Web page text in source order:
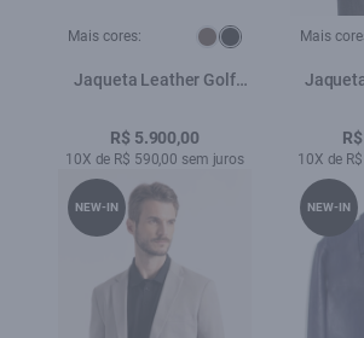
Mais cores:
Jaqueta Leather Golf
R$ 5.900,00
10X de R$ 590,00 sem juros
Mais
10X de
NEW-IN NEW-IN